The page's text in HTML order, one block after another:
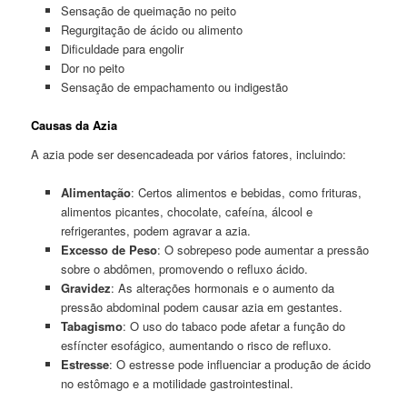
Sensação de queimação no peito
Regurgitação de ácido ou alimento
Dificuldade para engolir
Dor no peito
Sensação de empachamento ou indigestão
Causas da Azia
A azia pode ser desencadeada por vários fatores, incluindo:
Alimentação: Certos alimentos e bebidas, como frituras,
alimentos picantes, chocolate, cafeína, álcool e
refrigerantes, podem agravar a azia.
Excesso de Peso: O sobrepeso pode aumentar a pressão
sobre o abdômen, promovendo o refluxo ácido.
Gravidez: As alterações hormonais e o aumento da
pressão abdominal podem causar azia em gestantes.
Tabagismo: O uso do tabaco pode afetar a função do
esfíncter esofágico, aumentando o risco de refluxo.
Estresse: O estresse pode influenciar a produção de ácido
no estômago e a motilidade gastrointestinal.